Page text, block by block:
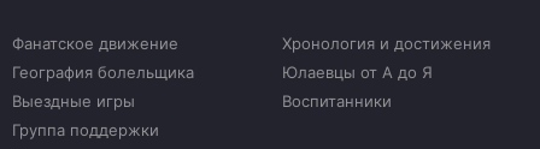
Фанатское движение
География болельщика
Выездные игры
Группа поддержки
Хронология и достижения
Юлаевцы от А до Я
Воспитанники